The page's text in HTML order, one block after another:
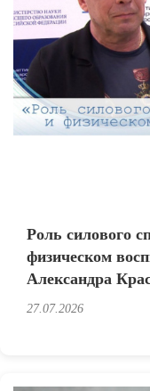
Роль силового
физическом
Александра
27.07.2026